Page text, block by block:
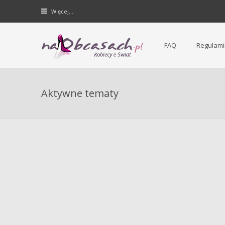
Więcej…
Forum dla kobiet | NaObcasach.pl
FAQ
Aktywne tematy